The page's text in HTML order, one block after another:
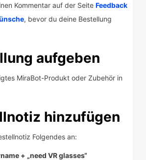
Kommentar auf der Seite Feedback
, bevor du deine Bestellung
aufgeben
MiraBot-Produkt oder Zubehör in
hinzufügen
Folgendes an:
+ „need VR glasses“